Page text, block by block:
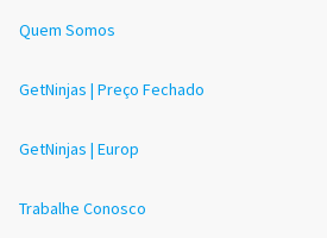
Quem Somos
GetNinjas | Preço Fechado
GetNinjas | Europ
Trabalhe Conosco